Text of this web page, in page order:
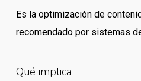
Es la optimización de
recomendado por sistemas
Qué implica